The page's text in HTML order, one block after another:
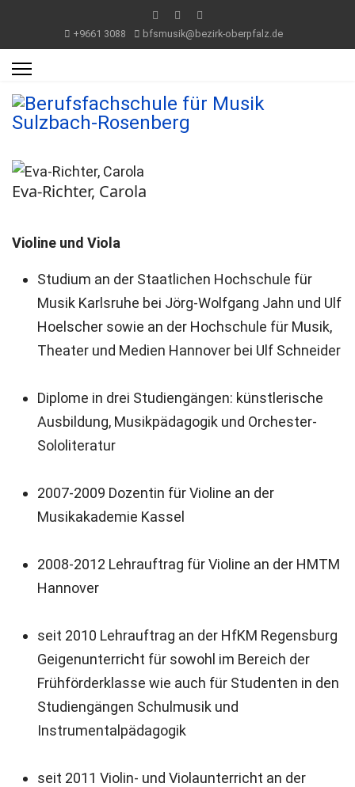
+9661 3088 bfsmusik@bezirk-oberpfalz.de
Eva-Richter, Carola
Violine und Viola
Studium an der Staatlichen Hochschule für
Musik Karlsruhe bei Jörg-Wolfgang Jahn und Ulf
Hoelscher sowie an der Hochschule für Musik,
Theater und Medien Hannover bei Ulf Schneider
Diplome in drei Studiengängen: künstlerische
Ausbildung, Musikpädagogik und Orchester-
Sololiteratur
2007-2009 Dozentin für Violine an der
Musikakademie Kassel
2008-2012 Lehrauftrag für Violine an der HMTM
Hannover
seit 2010 Lehrauftrag an der HfKM Regensburg
Geigenunterricht für sowohl im Bereich der
Frühförderklasse wie auch für Studenten in den
Studiengängen Schulmusik und
Instrumentalpädagogik
seit 2011 Violin- und Violaunterricht an der